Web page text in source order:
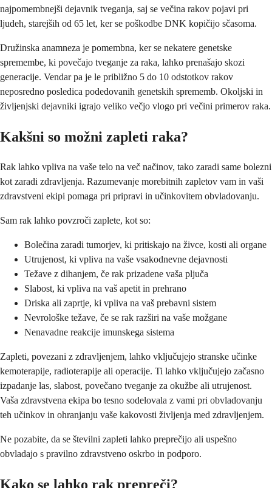
najpomembnejši dejavnik tveganja, saj se večina rakov pojavi pri
ljudeh, starejših od 65 let, ker se poškodbe DNK kopičijo sčasoma.
Družinska anamneza je pomembna, ker se nekatere genetske
spremembe, ki povečajo tveganje za raka, lahko prenašajo skozi
generacije. Vendar pa je le približno 5 do 10 odstotkov rakov
neposredno posledica podedovanih genetskih sprememb. Okoljski in
življenjski dejavniki igrajo veliko večjo vlogo pri večini primerov raka.
Kakšni so možni zapleti raka?
Rak lahko vpliva na vaše telo na več načinov, tako zaradi same bolezni
kot zaradi zdravljenja. Razumevanje morebitnih zapletov vam in vaši
zdravstveni ekipi pomaga pri pripravi in učinkovitem obvladovanju.
Sam rak lahko povzroči zaplete, kot so:
Bolečina zaradi tumorjev, ki pritiskajo na živce, kosti ali organe
Utrujenost, ki vpliva na vaše vsakodnevne dejavnosti
Težave z dihanjem, če rak prizadene vaša pljuča
Slabost, ki vpliva na vaš apetit in prehrano
Driska ali zaprtje, ki vpliva na vaš prebavni sistem
Nevrološke težave, če se rak razširi na vaše možgane
Nenavadne reakcije imunskega sistema
Zapleti, povezani z zdravljenjem, lahko vključujejo stranske učinke
kemoterapije, radioterapije ali operacije. Ti lahko vključujejo začasno
izpadanje las, slabost, povečano tveganje za okužbe ali utrujenost.
Vaša zdravstvena ekipa bo tesno sodelovala z vami pri obvladovanju
teh učinkov in ohranjanju vaše kakovosti življenja med zdravljenjem.
Ne pozabite, da se številni zapleti lahko preprečijo ali uspešno
obvladajo s pravilno zdravstveno oskrbo in podporo.
Kako se lahko rak prepreči?